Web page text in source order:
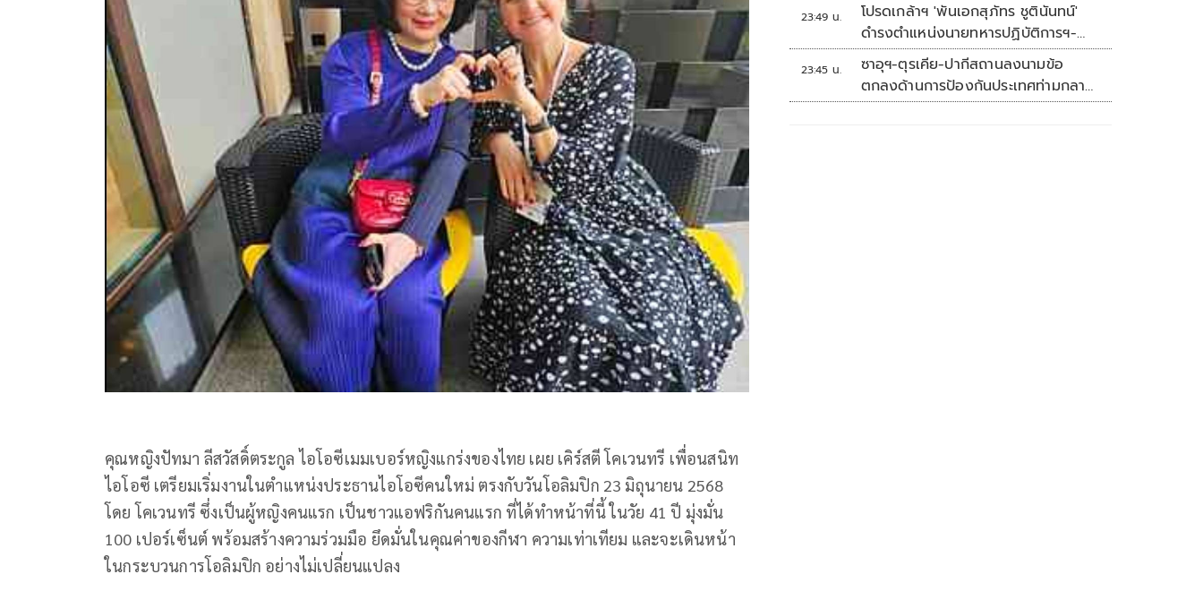
คุณหญิงปัทมา ลีสวัสดิ์ตระกูล ไอโอซีเมมเบอร์หญิงแกร่งของไทย เผย เคิร์สตี โคเวนทรี เพื่อนสนิท
ไอโอซี เตรียมเริ่มงานในตำแหน่งประธานไอโอซีคนใหม่ ตรงกับวันโอลิมปิก 23 มิถุนายน 2568
โดย โคเวนทรี ซึ่งเป็นผู้หญิงคนแรก เป็นชาวแอฟริกันคนแรก ที่ได้ทำหน้าที่นี้ ในวัย 41 ปี มุ่งมั่น
100 เปอร์เซ็นต์ พร้อมสร้างความร่วมมือ ยึดมั่นในคุณค่าของกีฬา ความเท่าเทียม และจะเดินหน้า
ในกระบวนการโอลิมปิก อย่างไม่เปลี่ยนแปลง
23:49 น.
โปรดเกล้าฯ 'พันเอกสุภัทร ชูตินันทน์'
ดำรงตำแหน่งนายทหารปฏิบัติการฯ-
พระราชทานยศ 'พลตรี'
23:45 น.
ซาอุฯ-ตุรเคีย-ปากีสถานลงนามข้อ
ตกลงด้านการป้องกันประเทศท่ามกลาง
สงครามในภูมิภาค